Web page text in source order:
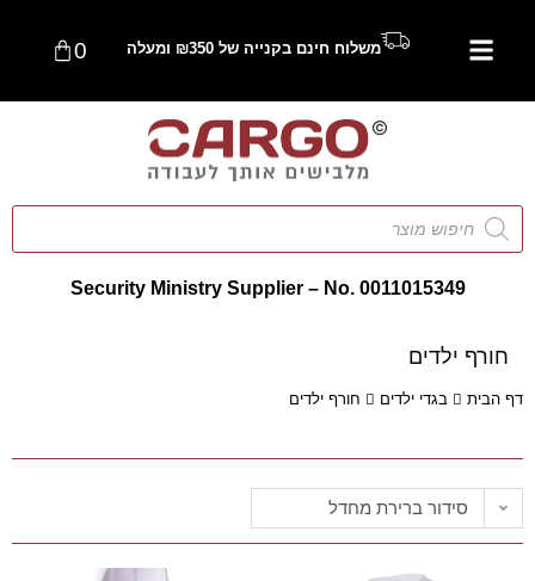
משלוח חינם בקנייה של ₪350 ומעלה 0
Security Ministry Supplier – No. 0011015349
חורף ילדים
דף הבית בגדי ילדים חורף ילדים
סידור ברירת מחדל